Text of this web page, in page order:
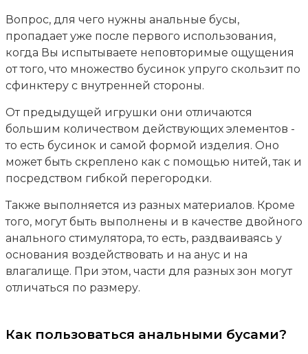
Вопрос, для чего нужны анальные бусы,
пропадает уже после первого использования,
когда Вы испытываете неповторимые ощущения
от того, что множество бусинок упруго скользит по
сфинктеру с внутренней стороны.
От предыдущей игрушки они отличаются
большим количеством действующих элементов -
то есть бусинок и самой формой изделия. Оно
может быть скреплено как с помощью нитей, так и
посредством гибкой перегородки.
Также выполняется из разных материалов. Кроме
того, могут быть выполнены и в качестве двойного
анального стимулятора, то есть, раздваиваясь у
основания воздействовать и на анус и на
влагалище. При этом, части для разных зон могут
отличаться по размеру.
Как пользоваться анальными бусами?